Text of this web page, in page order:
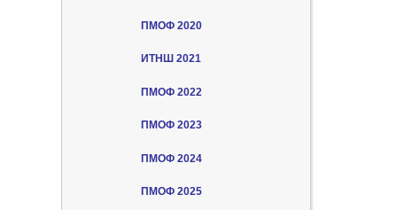
ПМОФ 2020
ИТНШ 2021
ПМОФ 2022
ПМОФ 2023
ПМОФ 2024
ПМОФ 2025